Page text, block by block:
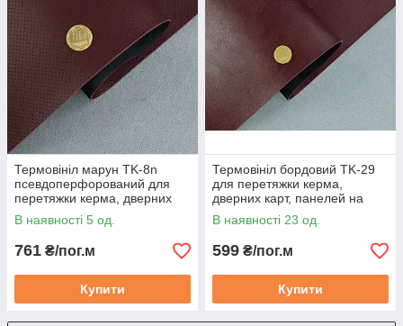
Термовініл марун TK-8n
псевдоперфорований для
перетяжки керма, дверних
карт, панелей на каучуковій
основі
В наявності 5 од.
761 ₴/пог.м
Купити
Термовініл бордовий TK-29
для перетяжки керма,
дверних карт, панелей на
каучуковій основі
В наявності 23 од.
599 ₴/пог.м
Купити